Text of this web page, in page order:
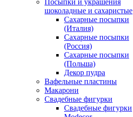
шоколадные и сахаристые
Сахарные посыпки
(Италия)
Сахарные посыпки
(Россия)
Сахарные посыпки
(Польша)
Декор пудра
Вафельные пластины
Макарони
Свадебные фигурки
Свадебные фигурки